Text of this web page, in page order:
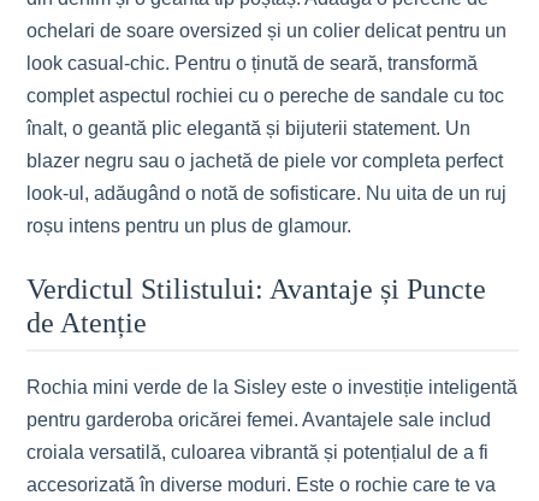
ochelari de soare oversized și un colier delicat pentru un
look casual-chic. Pentru o ținută de seară, transformă
complet aspectul rochiei cu o pereche de sandale cu toc
înalt, o geantă plic elegantă și bijuterii statement. Un
blazer negru sau o jachetă de piele vor completa perfect
look-ul, adăugând o notă de sofisticare. Nu uita de un ruj
roșu intens pentru un plus de glamour.
Verdictul Stilistului: Avantaje și Puncte
de Atenție
Rochia mini verde de la Sisley este o investiție inteligentă
pentru garderoba oricărei femei. Avantajele sale includ
croiala versatilă, culoarea vibrantă și potențialul de a fi
accesorizată în diverse moduri. Este o rochie care te va